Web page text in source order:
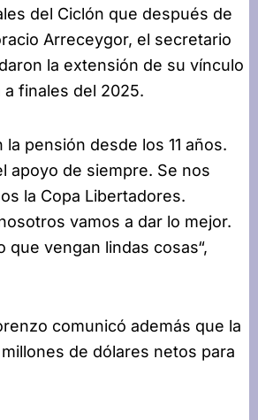
del Ciclón que después de
Arreceygor, el secretario
la extensión de su vínculo
finales del 2025.
pensión desde los 11 años.
apoyo de siempre. Se nos
la Copa Libertadores.
vamos a dar lo mejor.
vengan lindas cosas“,
comunicó además que la
de dólares netos para